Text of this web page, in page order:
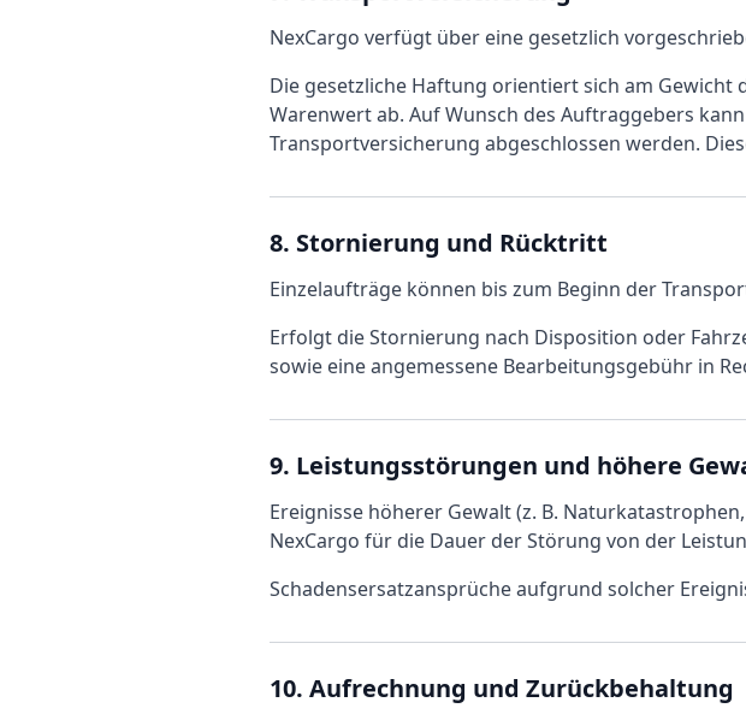
NexCargo verfügt über eine gesetzlich
Die gesetzliche Haftung orientiert sich am
Warenwert ab. Auf Wunsch des Auftraggebers
Transportversicherung abgeschlossen werden.
8. Stornierung und Rücktritt
Einzelaufträge können bis zum Beginn der
Erfolgt die Stornierung nach Disposition oder
sowie eine angemessene Bearbeitungsgebühr in
9. Leistungsstörungen und höhere
Ereignisse höherer Gewalt (z. B.
NexCargo für die Dauer der Störung von der
Schadensersatzansprüche aufgrund solcher
10. Aufrechnung und Zurückbehaltung